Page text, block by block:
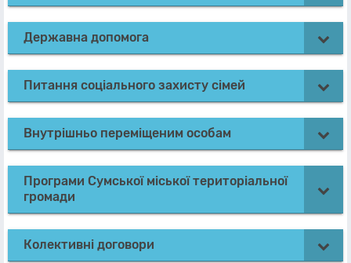
Державна допомога
Питання соціального захисту сімей
Внутрішньо переміщеним особам
Програми Сумської міської територіальної
громади
Колективні договори